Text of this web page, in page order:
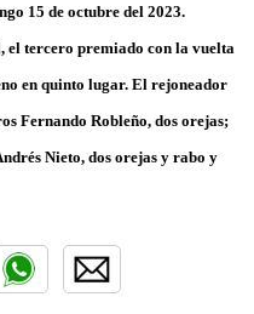
15 de octubre del 2023.
el tercero premiado con la vuelta
en quinto lugar. El rejoneador
Fernando Robleño, dos orejas;
Nieto, dos orejas y rabo y